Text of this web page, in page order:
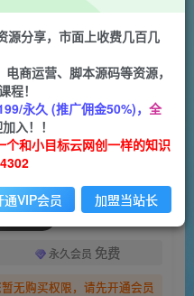
视频引流玩法，手把
引流两不误
关注 私信
1506 96
属资源
永久会员 免费
无购买权限，请先开通会员
源分享，市面上收费几百几
商运营、脚本源码等资源，
程！
永久 (推广佣金50%)， 全
入！！
和小目标云网创一样的知识
通VIP会员 加盟当站长